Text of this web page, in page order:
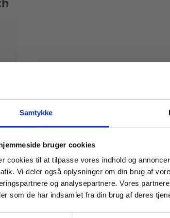
Samtykke
bruger cookies
cookies til at tilpasse vores indhold og
Vi deler også oplysninger om din brug af
og analysepartnere. Vores
som de har indsamlet fra din brug af deres
og find masterclasses mm.
og
For institutioner og